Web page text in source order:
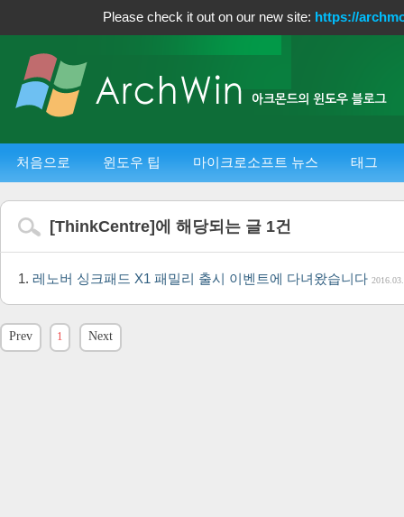
Please check it out on our new site: https://
처음으로 윈도우 팁 마이크로소프트 뉴스 태그
[ThinkCentre]에 해당되는 글 1건
레노버 싱크패드 X1 패밀리 출시 이벤트에 다녀왔습니다
Prev 1 Next